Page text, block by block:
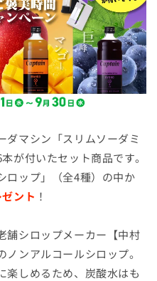
ダマシン「スリムソーダミ
が付いたセット商品です。
ロップ」（全4種）の中か
ント ！
舗シロップメーカー【中村
ンアルコールシロップ。
楽しめるため、炭酸水はも